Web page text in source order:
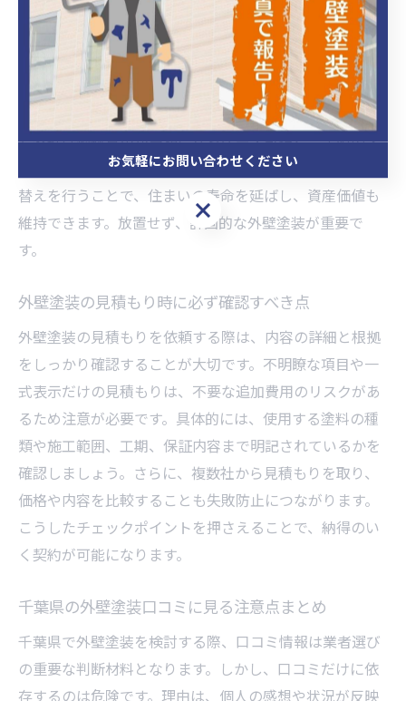
外壁塗装を20年放置すると、住宅の美観だけでなく耐久
性や資産価値にも深刻な影響を及ぼします。理由は、防
水性や保護機能が低下し、ひび割れやカビ、雨漏りなど
のトラブルが発生しやすくなるためです。実際、劣化し
た外壁は修繕費用が高額になるケースも多く、早めのメ
ンテナンスが経済的にも有利です。定期的な点検や塗り
替えを行うことで、住まいの寿命を延ばし、資産価値も
維持できます。放置せず、計画的な外壁塗装が重要で
す。
外壁塗装の見積もり時に必ず確認すべき点
外壁塗装の見積もりを依頼する際は、内容の詳細と根拠
をしっかり確認することが大切です。不明瞭な項目や一
式表示だけの見積もりは、不要な追加費用のリスクがあ
るため注意が必要です。具体的には、使用する塗料の種
類や施工範囲、工期、保証内容まで明記されているかを
確認しましょう。さらに、複数社から見積もりを取り、
価格や内容を比較することも失敗防止につながります。
こうしたチェックポイントを押さえることで、納得のい
く契約が可能になります。
千葉県の外壁塗装口コミに見る注意点まとめ
千葉県で外壁塗装を検討する際、口コミ情報は業者選び
の重要な判断材料となります。しかし、口コミだけに依
存するのは危険です。理由は、個人の感想や状況が反映
お気軽にお問い合わせください
お気軽にお問い合わせください